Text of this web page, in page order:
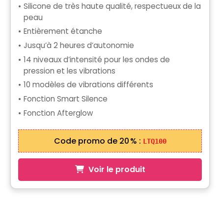
Silicone de très haute qualité, respectueux de la
peau
Entièrement étanche
Jusqu’à 2 heures d’autonomie
14 niveaux d’intensité pour les ondes de
pression et les vibrations
10 modèles de vibrations différents
Fonction Smart Silence
Fonction Afterglow
Code promo de 20 % : LTQ100
Voir le produit